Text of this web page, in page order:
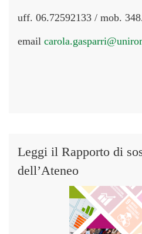
uff. 06.72592133 / mob.
email
Leggi il Rapporto di
dell’Ateneo